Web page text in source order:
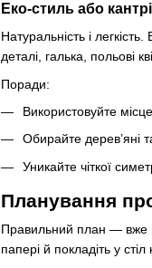
Еко-стиль або кантрі
Натуральність і
деталі, галька, польові
Поради:
Використовуйте
Обирайте дерев’яні
Уникайте чіткої
Планування
Правильний план — вже
папері й покладіть у